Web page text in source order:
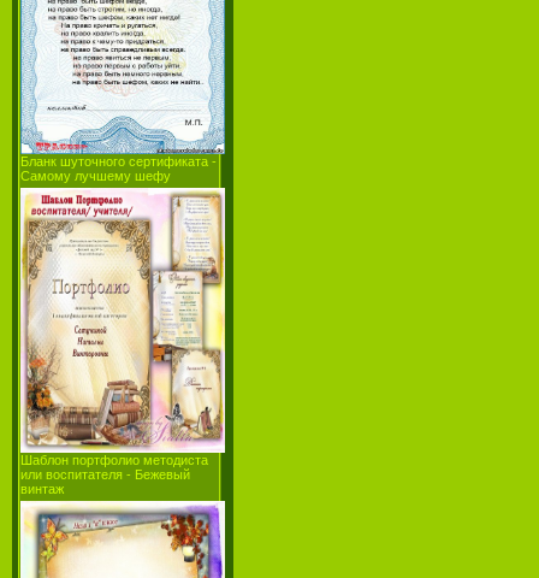
Бланк шуточного сертификата -
Самому лучшему шефу
Шаблон портфолио методиста
или воспитателя - Бежевый
винтаж